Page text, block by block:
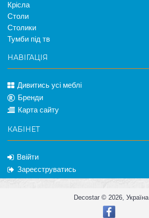
Крісла
Столи
Столики
Тумби під тв
НАВІГАЦІЯ
Дивитись усі меблі
Бренди
Карта сайту
КАБІНЕТ
Ввійти
Зареєструватись
Decostar © 2026, Україна